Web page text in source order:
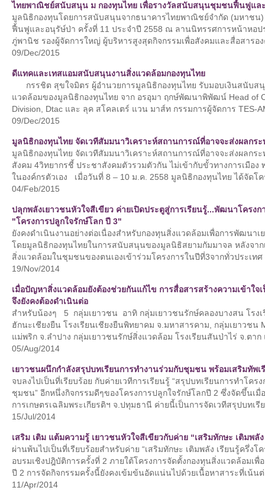
ไทยพาณิชย์สนับสนุน ม กองทุนไทย เพื่อรางวัลสนับสนุนชุมชนฟื้นฟูแล
มูลนิธิกองทุนโดยการสนับสนุนจากธนาคารไทยพาณิชย์จำกัด (มหาช
ฟื้นฟูและอนุรัษ์ป่า ครั้งที่ 11 ประจำปี 2558 ณ ลานนิทรรศการหน้าหอป
ภู่พานิช รองผู้จัดการใหญ่ ผู้บริหารสูงสุดกิจกรรมเพื่อสังคมและสื่อสารอ
09/Dec/2015
ดีแทคและเทสแอมสนับสนุนงานสิ่งแวดล้อมกองทุนไทย
กรรชิต สุขใจมิตร ผู้อำนวยการมูลนิธิกองทุนไทย รับมอบเงินสนับส
แวดล้อมของมูลนิธิกองทุนไทย จาก อรอุมา ฤกษ์พัฒนาพิพัฒน์ Head of
Division, Dtac และ ลุค สโคลเตร์ แวน มาส์ท กรรมการผู้จัดการ TES-
09/Dec/2015
มูลนิธิกองทุนไทย จัดเวทีสัมมนาวิเคราะห์สถานการณ์ที่อาจจะส่งผลกร
มูลนิธิกองทุนไทย จัดเวทีสัมมนาวิเคราะห์สถานการณ์ที่อาจจะส่งผลกร
สังคม 4วิทยากรชี้ ประชาสังคมตัวรวมตัวกัน ไม่เข้ากับขั้วทางการเมือ
ในองค์กรตัวเอง เมื่อวันที่ 8 – 10 ม.ค. 2558 มูลนิธิกองทุนไทย ได้จัดโค
04/Feb/2015
ปลุกพลังเยาวชนหัวใจสีเขียว ค่ายเปิดประตูสู่การเรียนรู้...พัฒนาโครง
"โครงการปลูกใจรักษ์โลก ปี 3"
ยังคงดำเนินงานอย่างต่อเนื่องสำหรับกองทุนสิ่งแวดล้อมเพื่อการพัฒนาเ
โดยมูลนิธิกองทุนไทยในการสนับสนุนของมูลนิธิสยามกัมมาจล หลังจา
สิ่งแวดล้อมในชุมชนของตนเองเข้าร่วมโครงการในปีที่3จากทั่วประเท
19/Nov/2014
เมื่อปัญหาสิ่งแวดล้อมยังต้องช่วยกันแก้ไข การสื่อสารสร้างความเข้าใจ
จึงยังคงต้องดำเนินต่อ
สำหรับน้องๆ 5 กลุ่มเยาวชน อาทิ กลุ่มเยาวชนรักษ์คลองบางสน โรง
ฮักนะเชียงยืน โรงเรียนเชียงยืนพิทยาคม จ.มหาสารคาม, กลุ่มเยาวชน
แม่พริก จ.ลำปาง กลุ่มเยาวชนรักษ์สิ่งแวดล้อม โรงเรียนสันป่าไร่ จ.ตาก
05/Aug/2014
เยาวชนผนึกกำลังสรุปบทเรียนการทำงานร่วมกับชุมชน พร้อมเสริมทัพ
จบลงไปเป็นที่เรียบร้อย กับค่ายเวทีการเรียนรู้ “สรุปบทเรียนการทำโค
ชุมชน” อีกหนึ่งกิจกรรมดีๆของโครงการปลูกใจรักษ์โลกปี 2 ซึ่งจัดขึ้น
การเกษตรเฉลิมพระเกียรติฯ จ.ปทุมธานี ค่ายนี้เป็นการจัดเวทีสรุปบทเรี
15/Jul/2014
เสริม เติม แต้มความรู้ เยาวชนหัวใจสีเขียวกับค่าย “เสริมทักษะ เติมพลั
ผ่านพ้นไปเป็นที่เรียบร้อยสำหรับค่าย “เสริมทักษะ เติมพลัง เรียนรู้ครึ่งโ
อบรมเชิงปฎิบัติการครั้งที่ 2 ภายใต้โครงการจัดตั้งกองทุนสิ่งแวดล้อมเ
ปี 2 การจัดกิจกรรมครั้งนี้ยังคงเข้มข้นอัดแน่นไปด้วยเนื้อหาสาระที่เน้นต่
11/Apr/2014